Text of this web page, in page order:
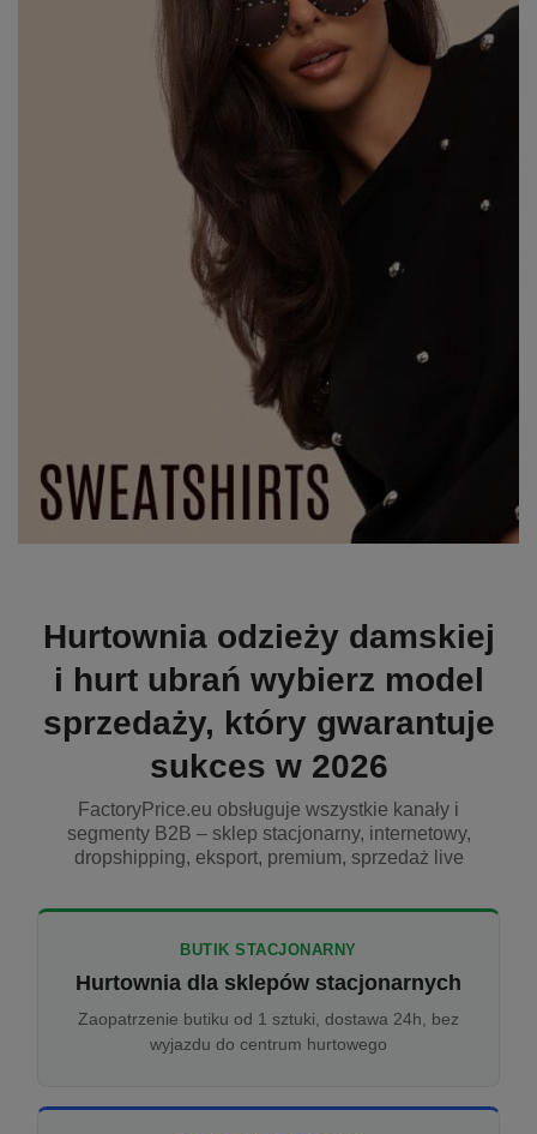
Hurtownia odzieży damskiej
i hurt ubrań wybierz model
sprzedaży, który gwarantuje
sukces w 2026
FactoryPrice.eu obsługuje wszystkie kanały i
segmenty B2B – sklep stacjonarny, internetowy,
dropshipping, eksport, premium, sprzedaż live
BUTIK STACJONARNY
Hurtownia dla sklepów stacjonarnych
Zaopatrzenie butiku od 1 sztuki, dostawa 24h, bez
wyjazdu do centrum hurtowego